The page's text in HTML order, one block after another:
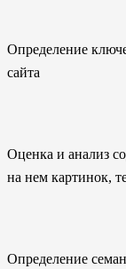
Определение
сайта
Оценка и анализ
на нем картинок,
Определение